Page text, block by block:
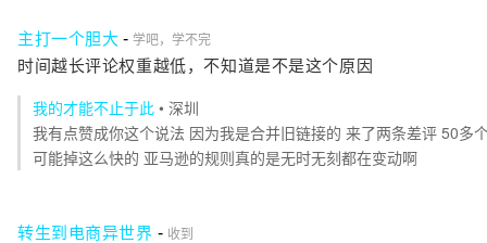
主打一个胆大 -学吧，学不完
时间越长评论权重越低，不知道是不是这个原因
我的才能不止于此 • 深圳
我有点赞成你这个说法 因为我是合并旧链接的 来了两条差评 50多
可能掉这么快的 亚马逊的规则真的是无时无刻都在变动啊
转生到电商异世界- 收到